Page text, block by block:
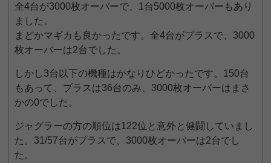
全4台が3000枚オーバーで、1台5000枚オーバーもあり
ました。
まどかマギカも良かったです。全4台がプラスで、3000
枚オーバーは2台でした。
しかし3台以下の機種はかなりひどかったです。150台
もあって、プラスは36台のみ、3000枚オーバーはまさ
かの0でした。
ジャグラーの方の順位は122位と意外と健闘していまし
た。31/57台がプラスで、3000枚オーバーは2台でし
た。